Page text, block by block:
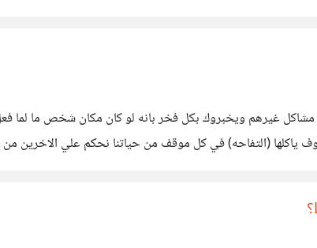
مشاكل غيرهم ويخبروك بكل فخر بانه لو كان مكان شخص ما
ياكلها (التفاحه) في كل موقف من حياتنا نحكم علي